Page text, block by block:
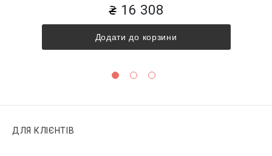
16 308
Додати до корзини
ДЛЯ КЛІЄНТІВ